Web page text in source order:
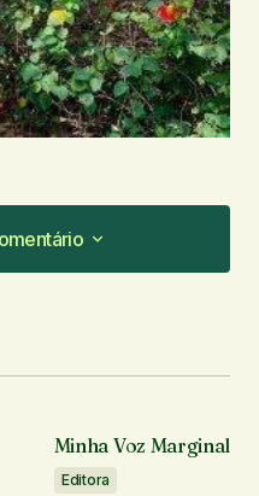
não será publicado.
Minha Voz Marginal
Editora